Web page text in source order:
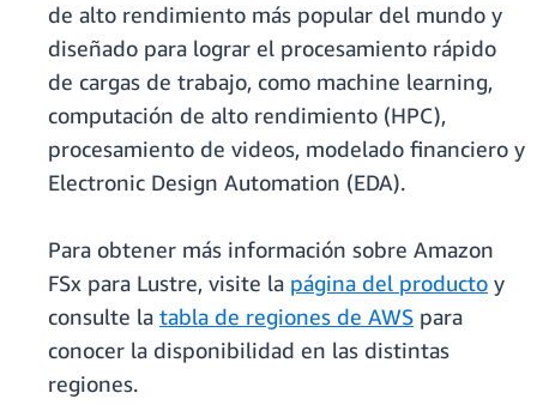
de alto rendimiento más popular del mundo y
diseñado para lograr el procesamiento rápido
de cargas de trabajo, como machine learning,
computación de alto rendimiento (HPC),
procesamiento de videos, modelado financiero y
Electronic Design Automation (EDA).
Para obtener más información sobre Amazon
FSx para Lustre, visite la página del producto y
consulte la tabla de regiones de AWS para
conocer la disponibilidad en las distintas
regiones.